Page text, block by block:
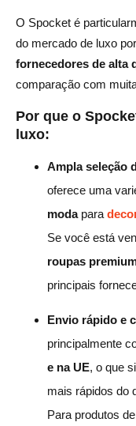
O Spocket é
do mercado de luxo
fornecedores de alta
comparação com
Por que o
luxo:
Ampla seleção
oferece uma
modapara
Se você está
roupas
principais
Envio rápido e
principalmente
e na UE, o que
mais rápidos do
Para produtos